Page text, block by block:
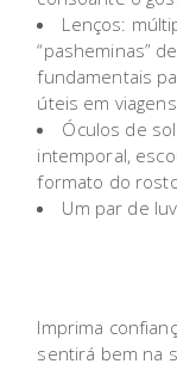
Lenços:
“pasheminas”
fundamentais
úteis em
Óculos de
intemporal,
formato do
Um par de
Imprima
sentirá bem na